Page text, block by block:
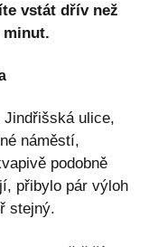
vstát dřív než
minut.
Jindřišská ulice,
náměstí,
podobně
přibylo pár výloh
stejný.